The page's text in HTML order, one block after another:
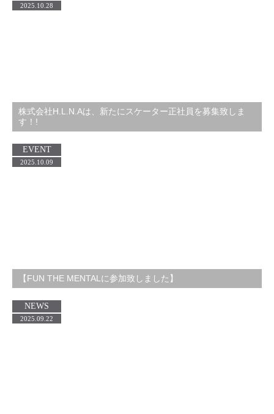
株式会社H.L.N.Aは、新たにスケーター正社員を募集致しま
す！!
2025.10.28
【FUN THE MENTALに参加致しました】
EVENT
2025.10.09
NEWS
2025.09.22